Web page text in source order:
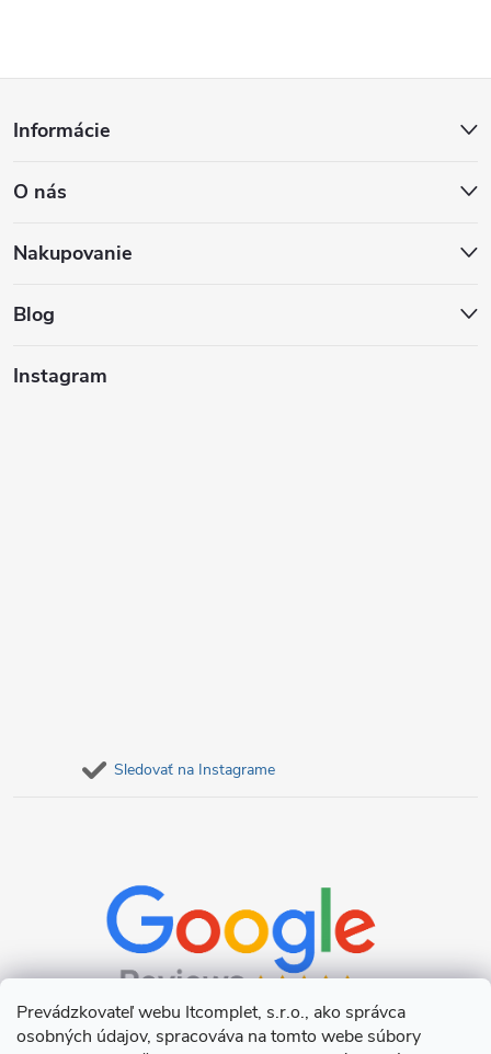
Prevádzkovateľ webu Itcomplet, s.r.o., ako správca
osobných údajov, spracováva na tomto webe súbory
p
ä
Informácie
O nás
Nakupovanie
Blog
Instagram
Sledovať na Instagrame